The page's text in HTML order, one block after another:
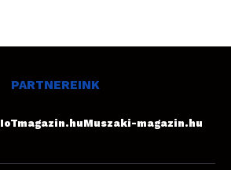
PARTNEREINK
IoTmagazin.huMuszaki-magazin.hu